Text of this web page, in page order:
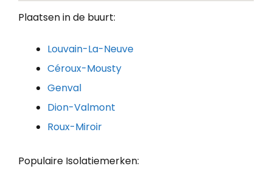
Plaatsen in de buurt:
Louvain-La-Neuve
Céroux-Mousty
Genval
Dion-Valmont
Roux-Miroir
Populaire Isolatiemerken: